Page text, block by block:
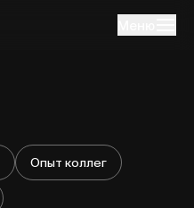
Опыт коллег